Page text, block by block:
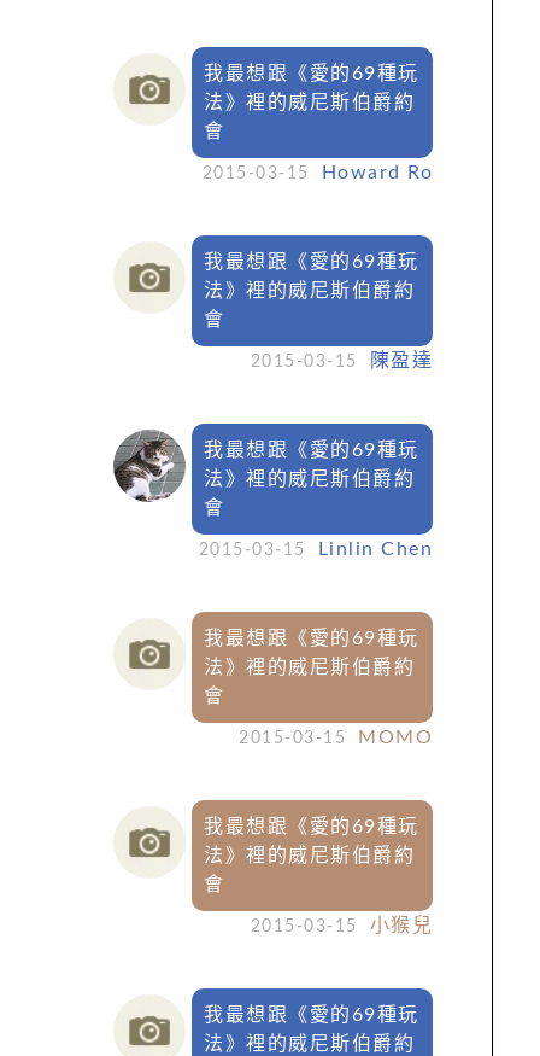
我最想跟《愛的69種玩
法》裡的威尼斯伯爵約
會
2015-03-15 Howard Ro
我最想跟《愛的69種玩
法》裡的威尼斯伯爵約
會
2015-03-15 陳盈達
我最想跟《愛的69種玩
法》裡的威尼斯伯爵約
會
2015-03-15 Linlin Chen
我最想跟《愛的69種玩
法》裡的威尼斯伯爵約
會
2015-03-15 MOMO
我最想跟《愛的69種玩
法》裡的威尼斯伯爵約
會
2015-03-15 小猴兒
我最想跟《愛的69種玩
法》裡的威尼斯伯爵約